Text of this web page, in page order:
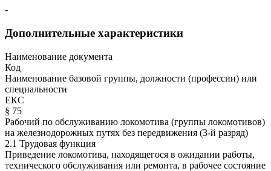
-
Дополнительные характеристики
Наименование документа
Код
Наименование базовой группы, должности (профессии) или
специальности
ЕКС
§ 75
Рабочий по обслуживанию локомотива (группы локомотивов)
на железнодорожных путях без передвижения (3-й разряд)
2.1 Трудовая функция
Приведение локомотива, находящегося в ожидании работы,
технического обслуживания или ремонта, в рабочее состояние